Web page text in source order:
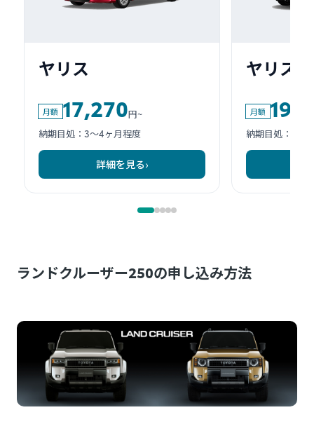
ランドクルーザー250の申し込み方法